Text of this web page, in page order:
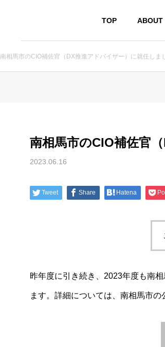
TOP ABOUT
ジ作成
デ
相談
南相馬市のCIO補佐官（DX推進アドバイザー）に就任しま
南相馬市のCIO補佐官
2023.06.16
Tweet Share Hatena
昨年度に引き続き、2023年度も南
ます。詳細については、南相馬市の